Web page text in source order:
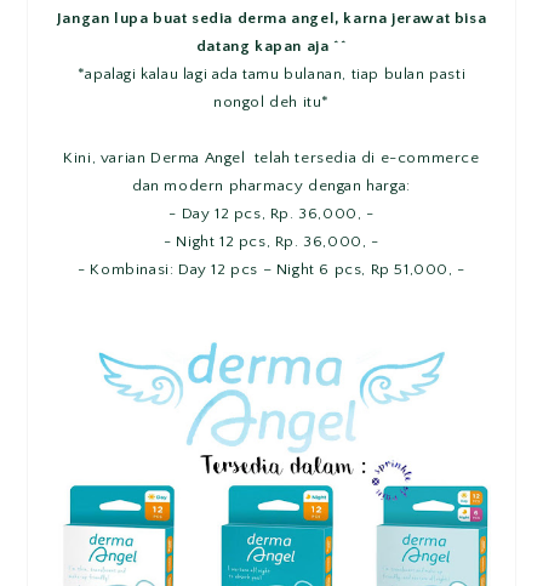
Jangan lupa buat sedia derma angel, karna jerawat bisa
datang kapan aja ^^
*apalagi kalau lagi ada tamu bulanan, tiap bulan pasti
nongol deh itu*
Kini, varian Derma Angel telah tersedia di e-commerce
dan modern pharmacy dengan harga:
- Day 12 pcs, Rp. 36,000, -
- Night 12 pcs, Rp. 36,000, -
- Kombinasi: Day 12 pcs – Night 6 pcs, Rp 51,000, -